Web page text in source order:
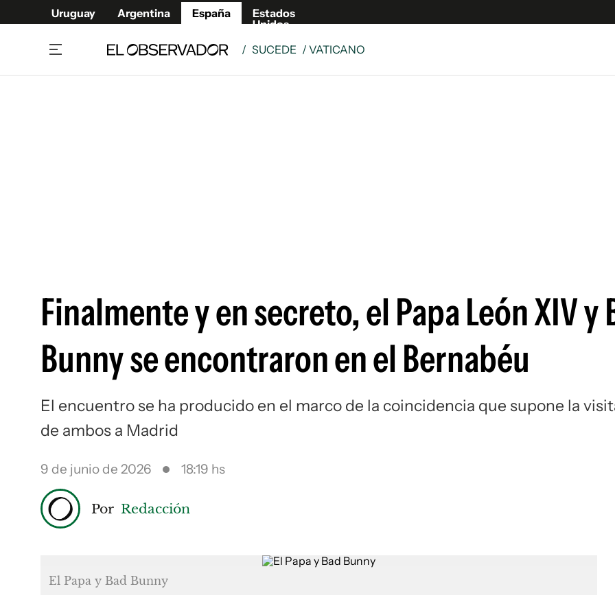
Uruguay Argentina España
Estados
Unidos
/ SUCEDE / VATICANO
Finalmente y en secreto, el Papa León XIV y
Bunny se encontraron en el Bernabéu
El encuentro se ha producido en el marco de la coincidencia que supone la
de ambos a Madrid
9 de junio de 2026 18:19 hs
Por Redacción
El Papa y Bad Bunny